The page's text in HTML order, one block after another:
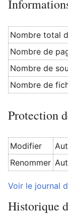
Nombre total
Nombre de
Nombre de
Nombre de
Protection
Modifier
Renommer
Voir le journal
Historique